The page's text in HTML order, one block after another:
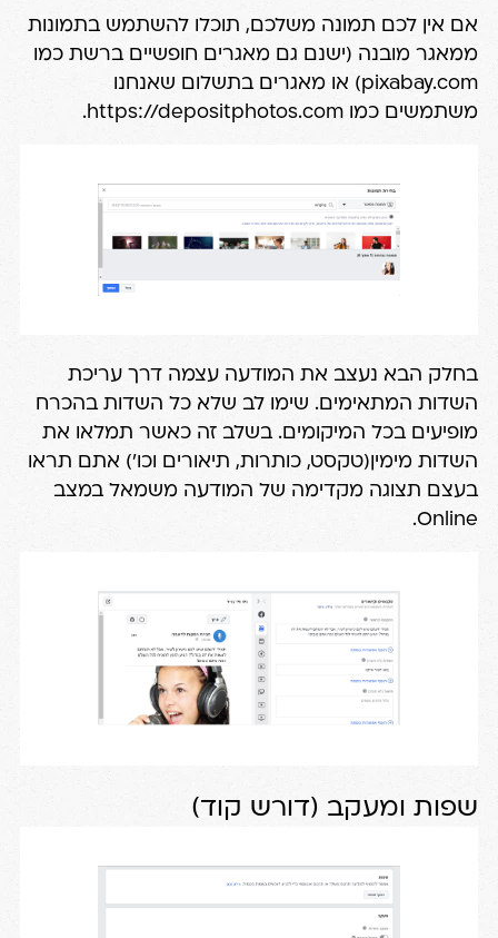
אם אין לכם תמונה משלכם, תוכלו להשתמש בתמונות
ממאגר מובנה (ישנם גם מאגרים חופשיים ברשת כמו
pixabay.com) או מאגרים בתשלום שאנחנו
משתמשים כמו https://depositphotos.com
.
בחלק הבא נעצב את המודעה עצמה דרך עריכת
השדות המתאימים. שימו לב שלא כל השדות בהכרח
מופיעים בכל המיקומים. בשלב זה כאשר תמלאו את
השדות מימין(טקסט, כותרות, תיאורים וכו') אתם תראו
בעצם תצוגה מקדימה של המודעה משמאל במצב
Online.
שפות ומעקב (דורש קוד)